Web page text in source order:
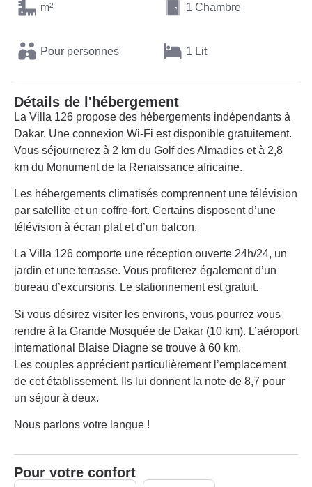
m² 1 Chambre
Pour personnes 1 Lit
Détails de l'hébergement
La Villa 126 propose des hébergements indépendants à
Dakar. Une connexion Wi-Fi est disponible gratuitement.
Vous séjournerez à 2 km du Golf des Almadies et à 2,8
km du Monument de la Renaissance africaine.
Les hébergements climatisés comprennent une télévision
par satellite et un coffre-fort. Certains disposent d’une
télévision à écran plat et d’un balcon.
La Villa 126 comporte une réception ouverte 24h/24, un
jardin et une terrasse. Vous profiterez également d’un
bureau d’excursions. Le stationnement est gratuit.
Si vous désirez visiter les environs, vous pourrez vous
rendre à la Grande Mosquée de Dakar (10 km). L’aéroport
international Blaise Diagne se trouve à 60 km.
Les couples apprécient particulièrement l’emplacement
de cet établissement. Ils lui donnent la note de 8,7 pour
un séjour à deux.
Nous parlons votre langue !
Pour votre confort